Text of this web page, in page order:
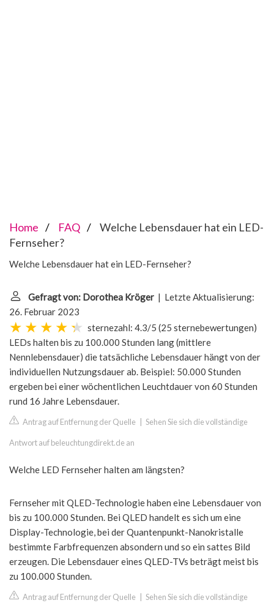
Home FAQ
Welche Lebensdauer hat ein LED-
Fernseher?
Welche Lebensdauer hat ein LED-Fernseher?
Gefragt von: Dorothea Kröger | Letzte Aktualisierung:
26. Februar 2023
sternezahl: 4.3/5 (25 sternebewertungen)
LEDs halten bis zu 100.000 Stunden lang (mittlere
Nennlebensdauer) die tatsächliche Lebensdauer hängt von der
individuellen Nutzungsdauer ab. Beispiel: 50.000 Stunden
ergeben bei einer wöchentlichen Leuchtdauer von 60 Stunden
rund 16 Jahre Lebensdauer.
Antrag auf Entfernung der Quelle Sehen Sie sich die vollständige
Antwort auf beleuchtungdirekt.de an
Welche LED Fernseher halten am längsten?
Fernseher mit QLED-Technologie haben eine Lebensdauer von
bis zu 100.000 Stunden. Bei QLED handelt es sich um eine
Display-Technologie, bei der Quantenpunkt-Nanokristalle
bestimmte Farbfrequenzen absondern und so ein sattes Bild
erzeugen. Die Lebensdauer eines QLED-TVs beträgt meist bis
zu 100.000 Stunden.
Antrag auf Entfernung der Quelle Sehen Sie sich die vollständige